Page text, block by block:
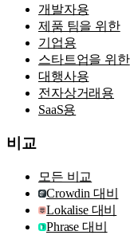
개발자용
제품 팀을 위한
기업용
스타트업을 위한
대행사용
전자상거래용
SaaS용
비교
모든 비교
Crowdin 대비
Lokalise 대비
Phrase 대비